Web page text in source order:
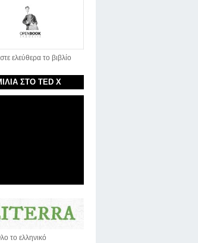
ελεύθερα το βιβλίο
ΣΤΟ TED X
το ελληνικό